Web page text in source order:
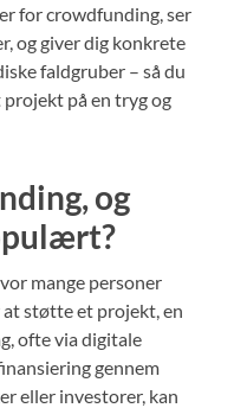
for crowdfunding, ser
og giver dig konkrete
faldgruber – så du
på en tryg og
og
mange personer
støtte et projekt, en
ofte via digitale
gennem
eller investorer, kan